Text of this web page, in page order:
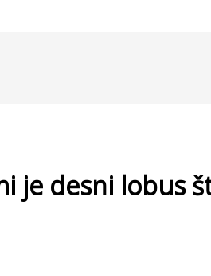
je desni lobus